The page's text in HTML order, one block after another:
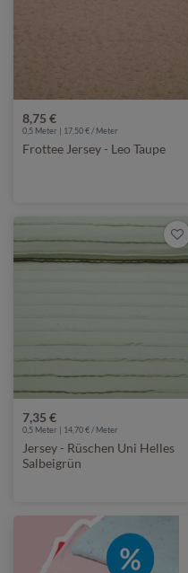
8,75 €
0,5 Meter | 17,50 € / Meter
Frottee Jersey - Leo Taupe
7,35 €
0,5 Meter | 14,70 € / Meter
Jersey - Rüschen Uni Helles
Salbeigrün